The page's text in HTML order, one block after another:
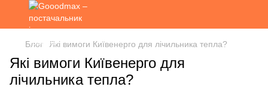
Блог Які вимоги Київенерго для лічильника тепла?
Які вимоги Київенерго для
лічильника тепла?